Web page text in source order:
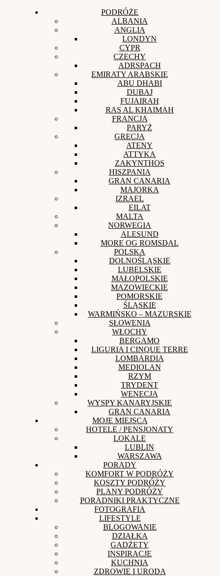
PODRÓŻE
ALBANIA
ANGLIA
LONDYN
CYPR
CZECHY
ADRSPACH
EMIRATY ARABSKIE
ABU DHABI
DUBAJ
FUJAIRAH
RAS AL KHAIMAH
FRANCJA
PARYŻ
GRECJA
ATENY
ATTYKA
ZAKYNTHOS
HISZPANIA
GRAN CANARIA
MAJORKA
IZRAEL
EILAT
MALTA
NORWEGIA
ALESUND
MORE OG ROMSDAL
POLSKA
DOLNOŚLĄSKIE
LUBELSKIE
MAŁOPOLSKIE
MAZOWIECKIE
POMORSKIE
ŚLĄSKIE
WARMIŃSKO – MAZURSKIE
SŁOWENIA
WŁOCHY
BERGAMO
LIGURIA I CINQUE TERRE
LOMBARDIA
MEDIOLAN
RZYM
TRYDENT
WENECJA
WYSPY KANARYJSKIE
GRAN CANARIA
MOJE MIEJSCA
HOTELE / PENSJONATY
LOKALE
LUBLIN
WARSZAWA
PORADY
KOMFORT W PODRÓŻY
KOSZTY PODRÓŻY
PLANY PODRÓŻY
PORADNIKI PRAKTYCZNE
FOTOGRAFIA
LIFESTYLE
BLOGOWANIE
DZIAŁKA
GADŻETY
INSPIRACJE
KUCHNIA
ZDROWIE I URODA